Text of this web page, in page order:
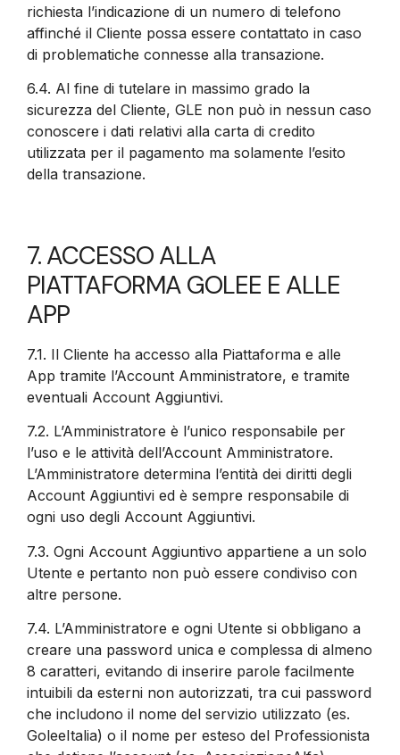
richiesta l’indicazione di un numero di telefono
affinché il Cliente possa essere contattato in caso
di problematiche connesse alla transazione.
6.4. Al fine di tutelare in massimo grado la
sicurezza del Cliente, GLE non può in nessun caso
conoscere i dati relativi alla carta di credito
utilizzata per il pagamento ma solamente l’esito
della transazione.
7. ACCESSO ALLA
PIATTAFORMA GOLEE E ALLE
APP
7.1. Il Cliente ha accesso alla Piattaforma e alle
App tramite l’Account Amministratore, e tramite
eventuali Account Aggiuntivi.
7.2. L’Amministratore è l’unico responsabile per
l’uso e le attività dell’Account Amministratore.
L’Amministratore determina l’entità dei diritti degli
Account Aggiuntivi ed è sempre responsabile di
ogni uso degli Account Aggiuntivi.
7.3. Ogni Account Aggiuntivo appartiene a un solo
Utente e pertanto non può essere condiviso con
altre persone.
7.4. L’Amministratore e ogni Utente si obbligano a
creare una password unica e complessa di almeno
8 caratteri, evitando di inserire parole facilmente
intuibili da esterni non autorizzati, tra cui password
che includono il nome del servizio utilizzato (es.
GoleeItalia) o il nome per esteso del Professionista